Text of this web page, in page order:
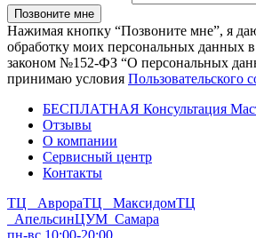
Нажимая кнопку “Позвоните мне”, я
обработку моих персональных данных в
законом №152-ФЗ “О персональных
принимаю условия Пользовательского
БЕСПЛАТНАЯ Консультация
Отзывы
О компании
Сервисный центр
Контакты
ТЦ АврораТЦ МаксидомТЦ
АпельсинЦУМ Самара
пн-вс 10:00-20:00